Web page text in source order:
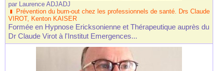
par Laurence ADJADJ
Prévention du burn-out chez les professionnels de santé. Drs Claude
VIROT, Kenton KAISER
Formée en Hypnose Ericksonienne et Thérapeutique auprès du
Dr Claude Virot à l'Institut Emergences...